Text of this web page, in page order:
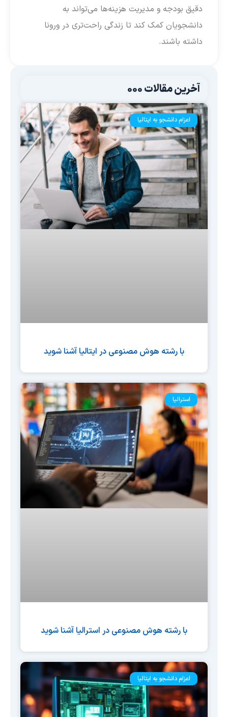
دقیق بودجه و مدیریت هزینه‌ها می‌تواند به
دانشجویان کمک کند تا زندگی راحت‌تری در ورونا
داشته باشند.
آخرین مقالات 000
اعزام دانشجو به ایتالیا
با رشته هوش مصنوعی در ایتالیا آشنا شوید
استرالیا
با رشته هوش مصنوعی در استرالیا آشنا شوید
اعزام دانشجو به ایتالیا